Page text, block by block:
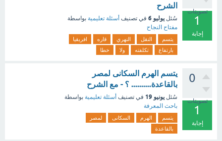
تصويتات
1
إجابة
الشرح
سُئل يوليو 6 في تصنيف أسئلة تعليمية بواسطة
مفتاح النجاح
يتسم النقل النهري قاره
افريقيا
بارتفاع
تكلفته ولا خطا
0
تصويتات
1
إجابة
يتسم الهرم السكانى لمصر
بالقاعدة.......... ؟ - مع الشرح
سُئل يونيو 19 في تصنيف أسئلة تعليمية بواسطة
باحث المعرفة
يتسم الهرم السكانى
لمصر
بالقاعدة